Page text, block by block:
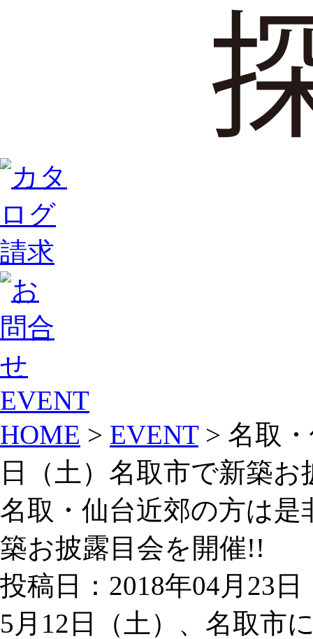
EVENT
HOME > EVENT> 名取・
日（土）名取市で新築
名取・仙台近郊の方は是
築お披露目会を開催!!
投稿日：2018年04月23日
5月12日（土）、名取市